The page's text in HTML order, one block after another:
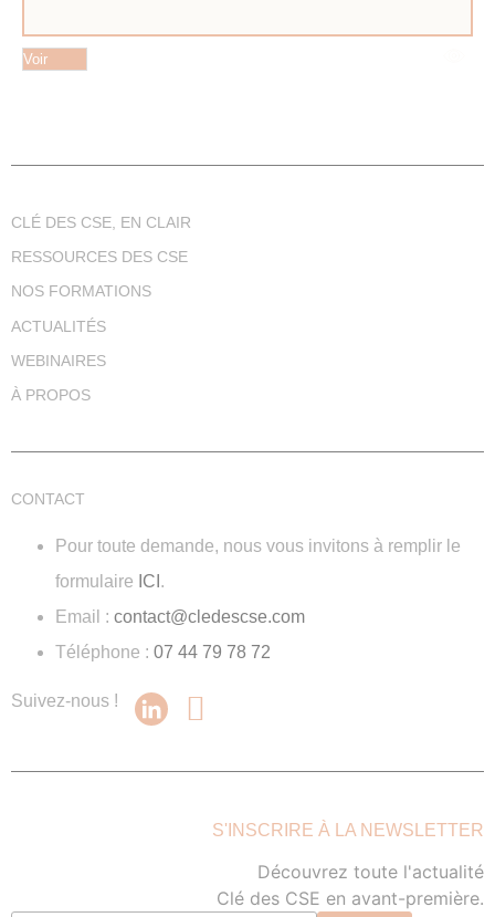
Voir
CLÉ DES CSE, EN CLAIR
RESSOURCES DES CSE
NOS FORMATIONS
ACTUALITÉS
WEBINAIRES
À PROPOS
CONTACT
Pour toute demande, nous vous invitons à remplir le
formulaire ICI .
Email : contact@cledescse.com
Téléphone : 07 44 79 78 72
Suivez-nous !
S'INSCRIRE À LA NEWSLETTER
Découvrez toute l'actualité
Clé des CSE en avant-première.